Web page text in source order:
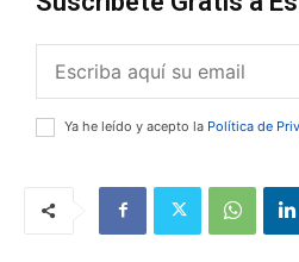
Ya he leído y acepto la Política de